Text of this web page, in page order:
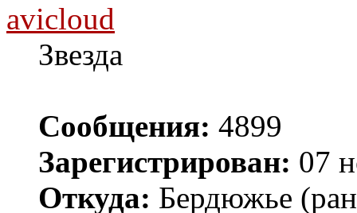
avicloud
Звезда
Сообщения: 4899
Зарегистрирован: 07
Откуда: Бердюжье